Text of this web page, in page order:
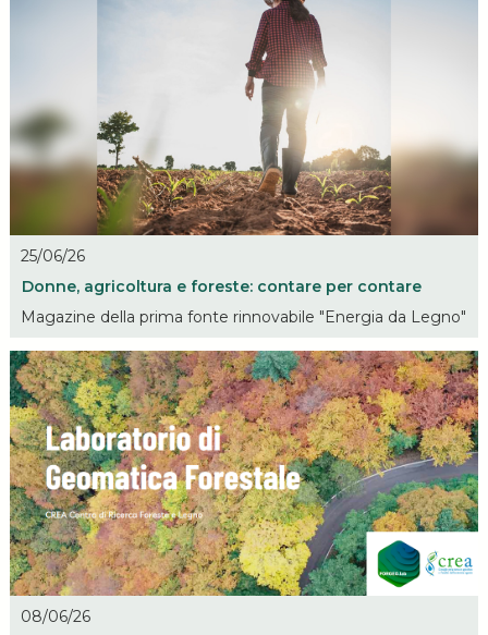
25/06/26
Donne, agricoltura e foreste: contare per contare
Magazine della prima fonte rinnovabile "Energia da Legno"
08/06/26